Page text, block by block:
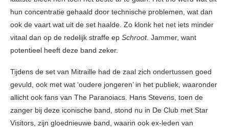
hun concentratie gehaald door technische problemen, wat dan
ook de vaart wat uit de set haalde. Zo klonk het net iets minder
vitaal dan op de redelijk straffe ep Schroot. Jammer, want
potentieel heeft deze band zeker.
Tijdens de set van Mitraille had de zaal zich ondertussen goed
gevuld, ook met wat ‘oudere jongeren’ in het publiek, waaronder
allicht ook fans van The Paranoiacs. Hans Stevens, toen de
zanger bij deze iconische band, stond nu in De Club met Star
Visitors, zijn gloednieuwe band, waarin ook ex-leden van